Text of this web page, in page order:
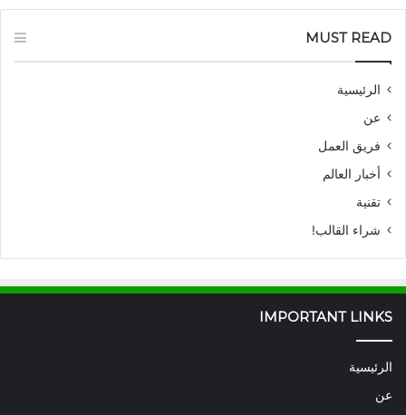
MUST READ
الرئيسية
عن
فريق العمل
أخبار العالم
تقنية
شراء القالب!
IMPORTANT LINKS
الرئيسية
عن